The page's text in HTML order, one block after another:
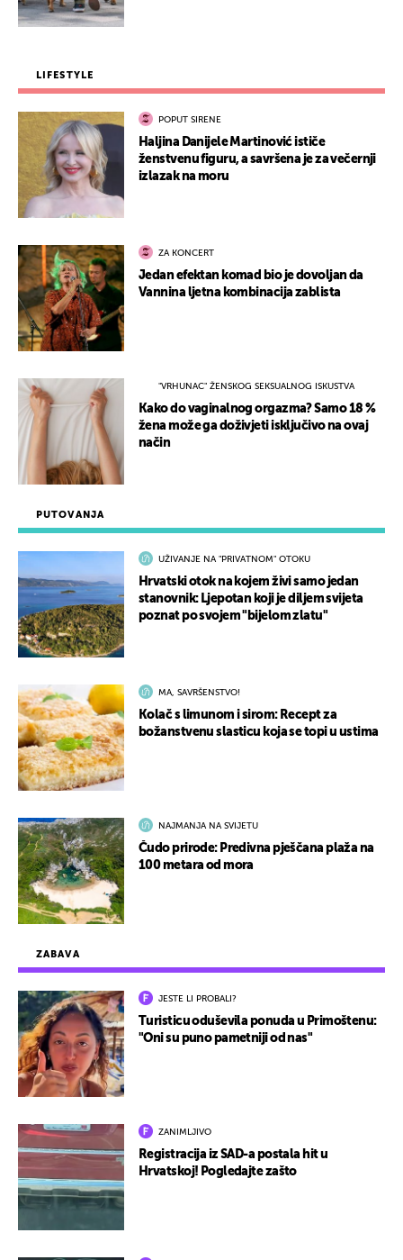
ZABAVA
JESTE LI PROBALI?
Turisticu oduševila ponuda u Primoštenu:
"Oni su puno pametniji od nas"
ZANIMLJIVO
Registracija iz SAD-a postala hit u
Hrvatskoj! Pogledajte zašto
PUTOVANJA
UŽIVANJE NA "PRIVATNOM" OTOKU
Hrvatski otok na kojem živi samo jedan
stanovnik: Ljepotan koji je diljem svijeta
poznat po svojem "bijelom zlatu"
MA, SAVRŠENSTVO!
Kolač s limunom i sirom: Recept za
božanstvenu slasticu koja se topi u ustima
NAJMANJA NA SVIJETU
Čudo prirode: Predivna pješčana plaža na
100 metara od mora
LIFESTYLE
POPUT SIRENE
Haljina Danijele Martinović ističe
ženstvenu figuru, a savršena je za večernji
izlazak na moru
ZA KONCERT
Jedan efektan komad bio je dovoljan da
Vannina ljetna kombinacija zablista
"VRHUNAC" ŽENSKOG SEKSUALNOG ISKUSTVA
Kako do vaginalnog orgazma? Samo 18 %
žena može ga doživjeti isključivo na ovaj
način